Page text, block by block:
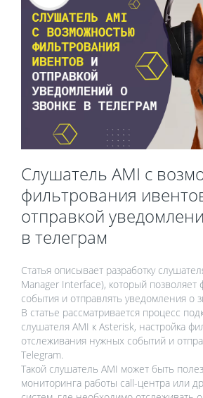
Слушатель AMI с
фильтрования
отправкой
в телеграм
Статья описывает разработку
Manager Interface), который позволяет
события и отправлять уведомления о
В статье рассматривается процесс
слушателя AMI к Asterisk, настройка
отслеживания нужных событий и
Telegram.
Такой слушатель AMI может быть
мониторинга работы call-центра или